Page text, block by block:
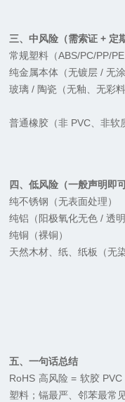
三、中风险（需索证 + 定
常规塑料（ABS/PC/PP/
纯金属本体（无镀层 / 无
玻璃 / 陶瓷（无釉、无彩料
普通橡胶（非 PVC、非软
四、低风险（一般声明即可
纯不锈钢（无表面处理）
纯铝（阳极氧化无色 / 透明
纯铜（裸铜）
天然木材、纸、纸板（无
五、一句话总结
RoHS 高风险 = 软胶
塑料；镉最严、邻苯最常